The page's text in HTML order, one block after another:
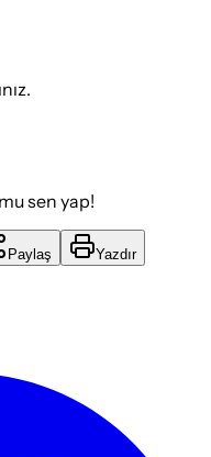
sen yap!
Paylaş Yazdır